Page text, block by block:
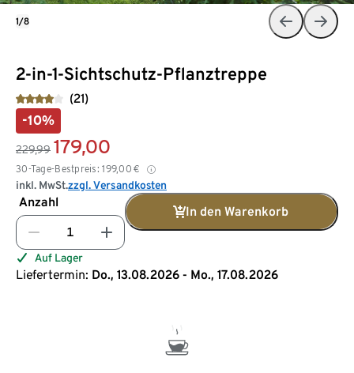
2-in-1-Sichtschutz-Pflanztreppe
(21)
-10%
229,99 179,00
30-Tage-Bestpreis: 199,00 €
inkl. MwSt.zzgl. Versandkosten
Anzahl
In den Warenkorb
Auf Lager
Liefertermin: Do., 13.08.2026 - Mo., 17.08.2026
1/8